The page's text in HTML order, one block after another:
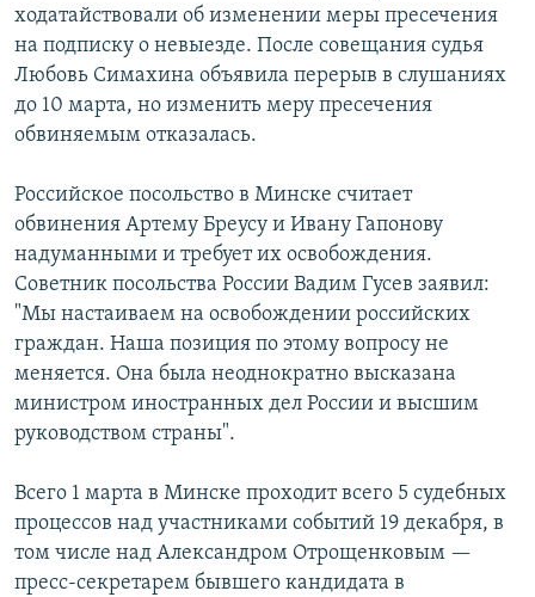
ходатайствовали об изменении меры пресечения
на подписку о невыезде. После совещания судья
Любовь Симахина объявила перерыв в слушаниях
до 10 марта, но изменить меру пресечения
обвиняемым отказалась.
Российское посольство в Минске считает
обвинения Артему Бреусу и Ивану Гапонову
надуманными и требует их освобождения.
Советник посольства России Вадим Гусев заявил:
"Мы настаиваем на освобождении российских
граждан. Наша позиция по этому вопросу не
меняется. Она была неоднократно высказана
министром иностранных дел России и высшим
руководством страны".
Всего 1 марта в Минске проходит всего 5 судебных
процессов над участниками событий 19 декабря, в
том числе над Александром Отрощенковым —
пресс-секретарем бывшего кандидата в